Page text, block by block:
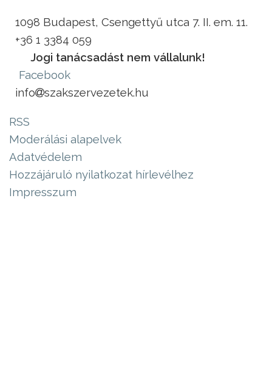
1098 Budapest, Csengettyű utca 7. II. em. 11.
+36 1 3384 059
Jogi tanácsadást nem vállalunk!
Facebook
info
szakszervezetek.hu
RSS
Moderálási alapelvek
Adatvédelem
Hozzájáruló nyilatkozat hírlevélhez
Impresszum